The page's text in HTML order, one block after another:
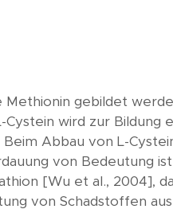
gebildet
wird zur Bildung
Abbau von L-
von Bedeutung
[Wu et al., 2004],
von Schadstoffen